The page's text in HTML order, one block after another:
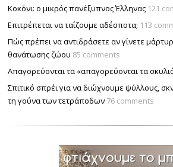
Κοκόνι: ο μικρός πανέξυπνος Έλληνας 121
Επιτρέπεται να ταΐζουµε αδέσποτα; 113
Πώς πρέπει να αντιδράσετε αν γίνετε
θανάτωσης ζώου 85 comments
Απαγορεύονται τα «απαγορεύονται τα
Σπιτικό σπρέι για να διώχνουμε ψύλλους,
τη γούνα των τετράποδων 76 comments